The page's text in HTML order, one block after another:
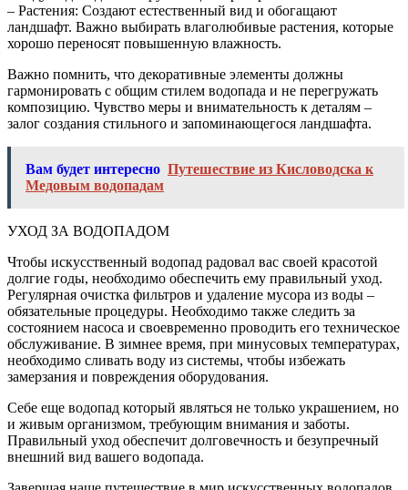
– Растения: Создают естественный вид и обогащают
ландшафт. Важно выбирать влаголюбивые растения, которые
хорошо переносят повышенную влажность.
Важно помнить, что декоративные элементы должны
гармонировать с общим стилем водопада и не перегружать
композицию. Чувство меры и внимательность к деталям –
залог создания стильного и запоминающегося ландшафта.
Вам будет интересно Путешествие из Кисловодска к
Медовым водопадам
УХОД ЗА ВОДОПАДОМ
Чтобы искусственный водопад радовал вас своей красотой
долгие годы, необходимо обеспечить ему правильный уход.
Регулярная очистка фильтров и удаление мусора из воды –
обязательные процедуры. Необходимо также следить за
состоянием насоса и своевременно проводить его техническое
обслуживание. В зимнее время, при минусовых температурах,
необходимо сливать воду из системы, чтобы избежать
замерзания и повреждения оборудования.
Себе еще водопад который являться не только украшением, но
и живым организмом, требующим внимания и заботы.
Правильный уход обеспечит долговечность и безупречный
внешний вид вашего водопада.